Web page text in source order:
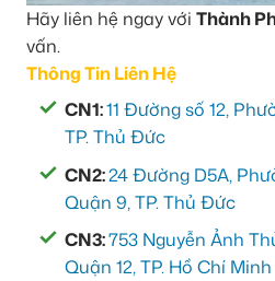
Hãy liên hệ ngay với Thành
vấn.
Thông Tin Liên Hệ
CN1:11 Đường số 12,
TP. Thủ Đức
CN2:24 Đường D5A,
Quận 9, TP. Thủ Đức
CN3:753 Nguyễn Ảnh
Quận 12, TP. Hồ Chí Minh